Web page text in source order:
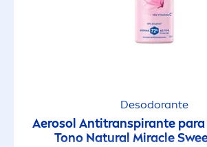
Desodorante
Aerosol Antitranspirante
Tono Natural Miracle